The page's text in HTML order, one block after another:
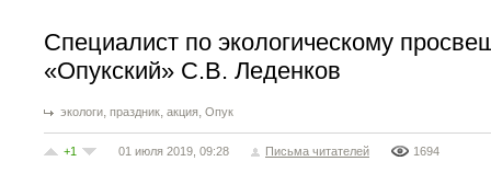
Специалист по экологическому
«Опукский» С.В. Леденков
экологи, праздник, акция, Опук
+1 01 июля 2019, 09:28 Письма читателей 1694